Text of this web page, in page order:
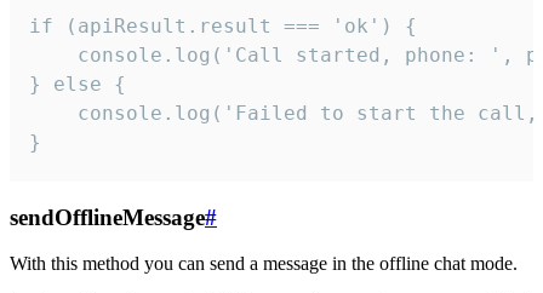
if (apiResult.result === 'ok') {
console.log('Call started, phone: ',
} else {
console.log('Failed to start the
}
sendOfflineMessage#
With this method you can send a message in the offline chat mode.